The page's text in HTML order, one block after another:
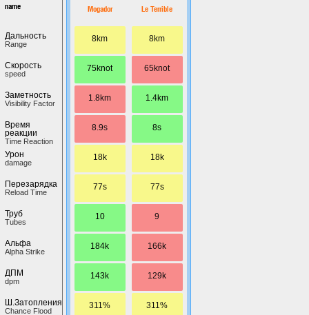
name
Дальность
Range
Скорость
speed
Заметность
Visibility Factor
Время
реакции
Time Reaction
Урон
damage
Перезарядка
Reload Time
Труб
Tubes
Альфа
Alpha Strike
ДПМ
dpm
Ш.Затопления
Chance Flood
Mogador
8km
75knot
1.8km
8.9s
18k
77s
10
184k
143k
311%
Le Terrible
8km
65knot
1.4km
8s
18k
77s
9
166k
129k
311%